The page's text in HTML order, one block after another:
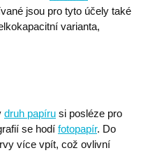
jsou pro tyto účely také
varianta,
druh papíru si posléze pro
se hodí fotopapír. Do
více vpít, což ovlivní